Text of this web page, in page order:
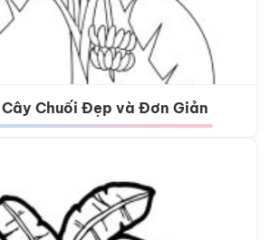
Cây Chuối Đẹp và Đơn Giản